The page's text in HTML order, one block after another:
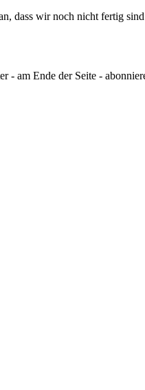
dass wir noch nicht fertig
- am Ende der Seite -